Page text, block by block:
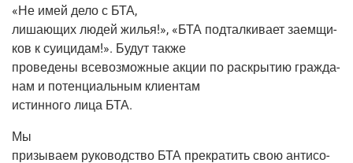
«Не имей дело с БТА,
лиша­ю­щих людей жилья!», «БТА под­тал­ки­ва­ет заем­щи­
ков к суи­ци­дам!». Будут также
про­ве­де­ны все­воз­мож­ные акции по рас­кры­тию граж­да­
нам и потен­ци­аль­ным клиентам
истин­но­го лица БТА.
Мы
при­зы­ва­ем руко­вод­ство БТА пре­кра­тить свою анти­со­